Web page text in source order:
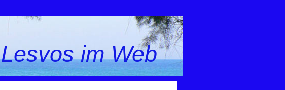
Lesvos im Web